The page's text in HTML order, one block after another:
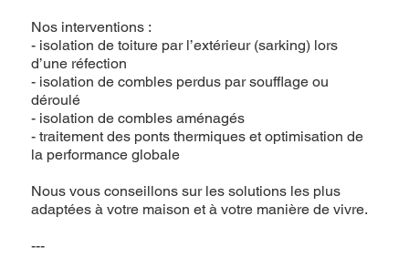
Nos interventions :
- isolation de toiture par l’extérieur (sarking) lors
d’une réfection
- isolation de combles perdus par soufflage ou
déroulé
- isolation de combles aménagés
- traitement des ponts thermiques et optimisation de
la performance globale
Nous vous conseillons sur les solutions les plus
adaptées à votre maison et à votre manière de vivre.
---